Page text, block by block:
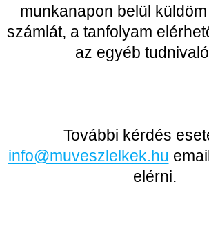
munkanapon belül
számlát, a tanfolyam
az egyéb
További kérdés
info@muveszlelkek.hu
elérni.